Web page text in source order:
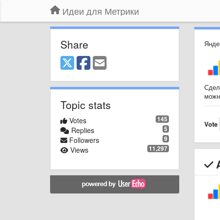
Идеи для Метрики
Share
Topic stats
145
Votes
5
Replies
9
Followers
11,297
Views
Vote